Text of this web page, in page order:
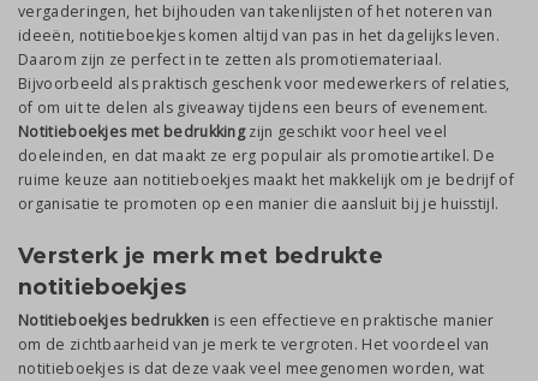
vergaderingen, het bijhouden van takenlijsten of het noteren van
ideeën, notitieboekjes komen altijd van pas in het dagelijks leven.
Daarom zijn ze perfect in te zetten als promotiemateriaal.
Bijvoorbeeld als praktisch geschenk voor medewerkers of relaties,
of om uit te delen als giveaway tijdens een beurs of evenement.
Notitieboekjes met bedrukkingzijn geschikt voor heel veel
doeleinden, en dat maakt ze erg populair als promotieartikel. De
ruime keuze aan notitieboekjes maakt het makkelijk om je bedrijf of
organisatie te promoten op een manier die aansluit bij je huisstijl.
Versterk je merk met bedrukte
notitieboekjes
Notitieboekjes bedrukken is een effectieve en praktische manier
om de zichtbaarheid van je merk te vergroten. Het voordeel van
notitieboekjes is dat deze vaak veel meegenomen worden, wat